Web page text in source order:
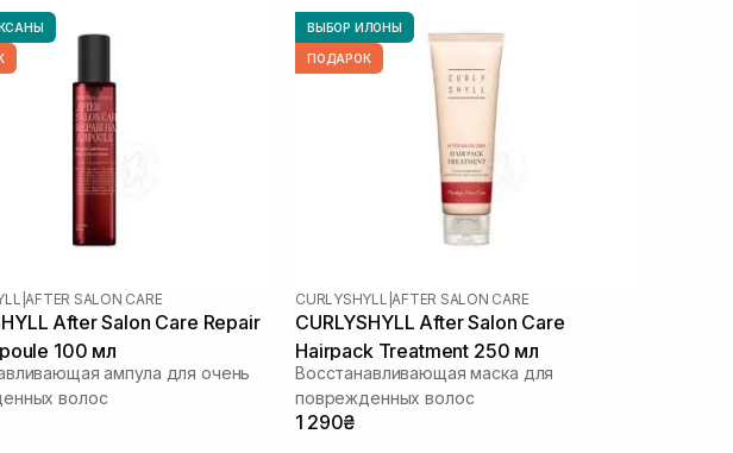
AFTER SALON CARE
After Salon Care Repair
100 мл
ампула для очень
волос
ВЫБОР ИЛОНЫ
ПОДАРОК
CURLYSHYLL AFTER SALON CARE
CURLYSHYLL After Salon Care
Hairpack Treatment 250 мл
Восстанавливающая маска для
поврежденных волос
1 290₴